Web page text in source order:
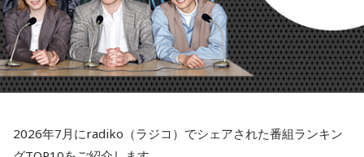
さらにすごいのは、Ye(イェ)がジャカルタ最大級のイベント
会場で、巨大な地球儀の演出と360度のステージを使ってパ
フォーマンスを行うということです。間違いなく素晴らしい
体験になるはずで、今から待ちきれません！
赤と白の国旗や華やかな装飾で彩られ、地域イベントや誰も
おとめ座のアナタ：デスクや机の上をリセットしてみるとい
いかも。
てんびん座のアナタ：情報の取捨選択をして、気持ちを軽く
さそり座のアナタ：NOと言える勇気が、良いサインとなりそ
2026年7月にradiko（ラジコ）でシェアされた番組ランキン